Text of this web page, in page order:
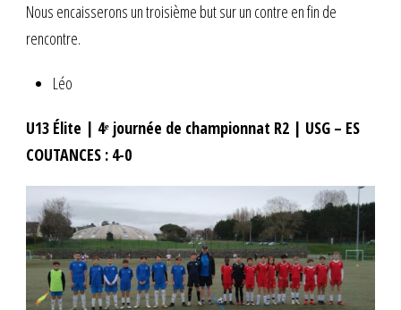
Nous encaisserons un troisième but sur un contre en fin de
rencontre.
Léo
U13 Élite | 4ᵉ journée de championnat R2 | USG – ES
COUTANCES : 4-0